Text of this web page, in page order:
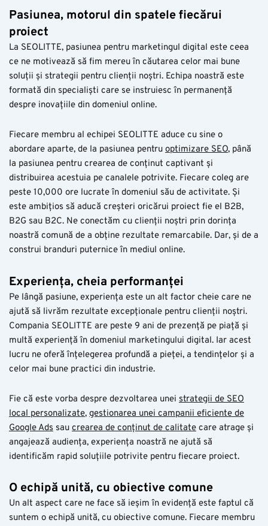
Pasiunea, motorul din spatele fiecărui
proiect
La SEOLITTE, pasiunea pentru marketingul digital este ceea
ce ne motivează să fim mereu în căutarea celor mai bune
soluții și strategii pentru clienții noștri. Echipa noastră este
formată din specialiști care se instruiesc în permanență
despre inovațiile din domeniul online.
Fiecare membru al echipei SEOLITTE aduce cu sine o
abordare aparte, de la pasiunea pentru optimizare SEO, până
la pasiunea pentru crearea de conținut captivant și
distribuirea acestuia pe canalele potrivite. Fiecare coleg are
peste 10,000 ore lucrate în domeniul său de activitate. Și
este ambițios să aducă creșteri oricărui proiect fie el B2B,
B2G sau B2C. Ne conectăm cu clienții noștri prin dorința
noastră comună de a obține rezultate remarcabile. Dar, și de a
construi branduri puternice în mediul online.
Experiența, cheia performanței
Pe lângă pasiune, experiența este un alt factor cheie care ne
ajută să livrăm rezultate excepționale pentru clienții noștri.
Compania SEOLITTE are peste 9 ani de prezență pe piață și
multă experiență în domeniul marketingului digital. Iar acest
lucru ne oferă înțelegerea profundă a pieței, a tendințelor și a
celor mai bune practici din industrie.
Fie că este vorba despre dezvoltarea unei strategii de SEO
local personalizate, gestionarea unei campanii eficiente de
Google Ads sau crearea de conținut de calitate care atrage și
angajează audiența, experiența noastră ne ajută să
identificăm rapid soluțiile potrivite pentru fiecare proiect.
O echipă unită, cu obiective comune
Un alt aspect care ne face să ieșim în evidență este faptul că
suntem o echipă unită, cu obiective comune. Fiecare membru